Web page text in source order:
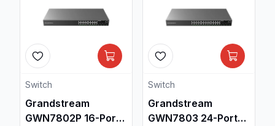
Төхөөрөмж /
Төхөөрөмж /
Switch
Grandstream
GWN7802P 16-Port
Switch
Grandstream
GWN7803 24-Port